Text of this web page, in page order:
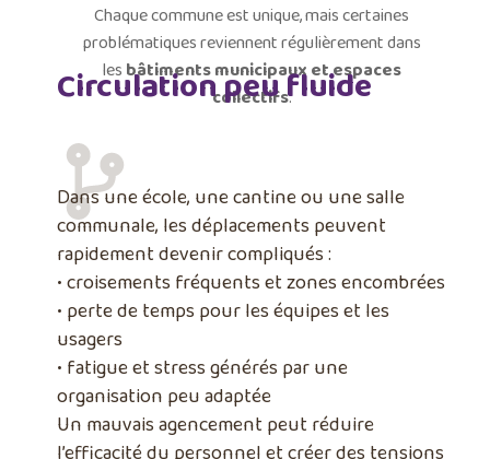
Chaque commune est unique, mais certaines
problématiques reviennent régulièrement dans
les bâtiments municipaux et espaces
collectifs.
Circulation peu fluide
Dans une école, une cantine ou une salle
communale, les déplacements peuvent
rapidement devenir compliqués :
• croisements fréquents et zones encombrées
• perte de temps pour les équipes et les
usagers
• fatigue et stress générés par une
organisation peu adaptée
Un mauvais agencement peut réduire